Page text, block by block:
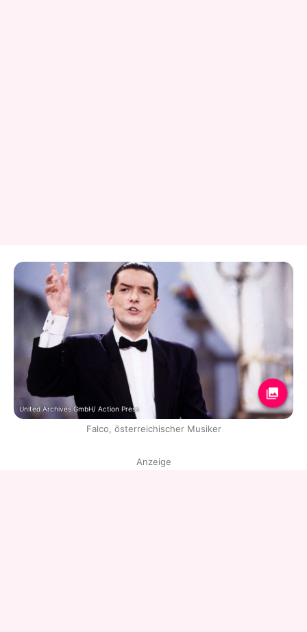
United Archives GmbH/ Action Press
Falco, österreichischer Musiker
Anzeige